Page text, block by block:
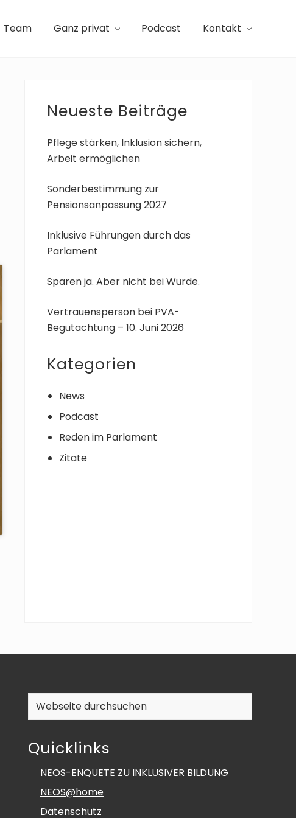
Team Ganz privat Podcast Kontakt
Seitenspalte
Neueste Beiträge
Pflege stärken, Inklusion sichern,
Arbeit ermöglichen
Sonderbestimmung zur
Pensionsanpassung 2027
Inklusive Führungen durch das
Parlament
Sparen ja. Aber nicht bei Würde.
Vertrauensperson bei PVA-
Begutachtung – 10. Juni 2026
Kategorien
News
Podcast
Reden im Parlament
Zitate
Webseite
Quicklinks
NEOS-ENQUETE ZU INKLUSIVER BILDUNG
NEOS@home
Datenschutz